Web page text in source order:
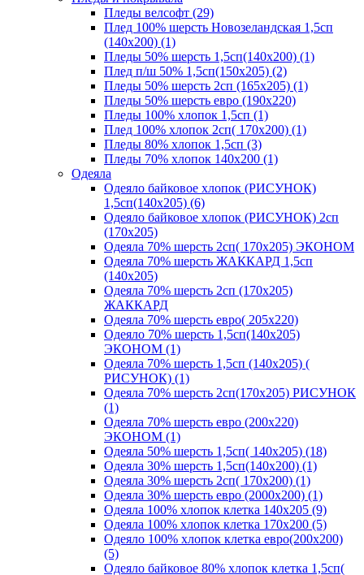
Пледы велсофт (29)
Плед 100% шерсть Новозеландская 1,5сп
(140х200) (1)
Пледы 50% шерсть 1,5сп(140х200) (1)
Плед п/ш 50% 1,5сп(150х205) (2)
Пледы 50% шерсть 2сп (165х205) (1)
Пледы 50% шерсть евро (190х220)
Пледы 100% хлопок 1,5сп (1)
Плед 100% хлопок 2сп( 170х200) (1)
Пледы 80% хлопок 1,5сп (3)
Пледы 70% хлопок 140х200 (1)
Одеяла
Одеяло байковое хлопок (РИСУНОК)
1,5сп(140х205) (6)
Одеяло байковое хлопок (РИСУНОК) 2сп
(170х205)
Одеяла 70% шерсть 2сп( 170х205) ЭКОНОМ
Одеяла 70% шерсть ЖАККАРД 1,5сп
(140х205)
Одеяла 70% шерсть 2сп (170х205)
ЖАККАРД
Одеяла 70% шерсть евро( 205х220)
Одеяло 70% шерсть 1,5сп(140х205)
ЭКОНОМ (1)
Одеяла 70% шерсть 1,5сп (140х205) (
РИСУНОК) (1)
Одеяла 70% шерсть 2сп(170х205) РИСУНОК
(1)
Одеяла 70% шерсть евро (200х220)
ЭКОНОМ (1)
Одеяла 50% шерсть 1,5сп( 140х205) (18)
Одеяла 30% шерсть 1,5сп(140х200) (1)
Одеяла 30% шерсть 2сп( 170х200) (1)
Одеяла 30% шерсть евро (2000х200) (1)
Одеяла 100% хлопок клетка 140х205 (9)
Одеяла 100% хлопок клетка 170х200 (5)
Одеяло 100% хлопок клетка евро(200х200)
(5)
Одеяло байковое 80% хлопок клетка 1,5сп(